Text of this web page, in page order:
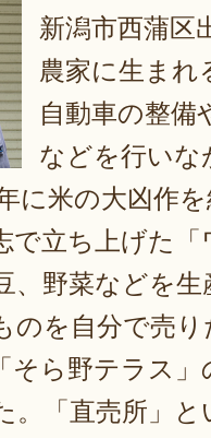
新潟市西蒲区
農家に生まれ
自動車の整備
などを行いな
に米の大凶作
で立ち上げた
、野菜などを
のを自分で売
そら野テラス
。「直売所」